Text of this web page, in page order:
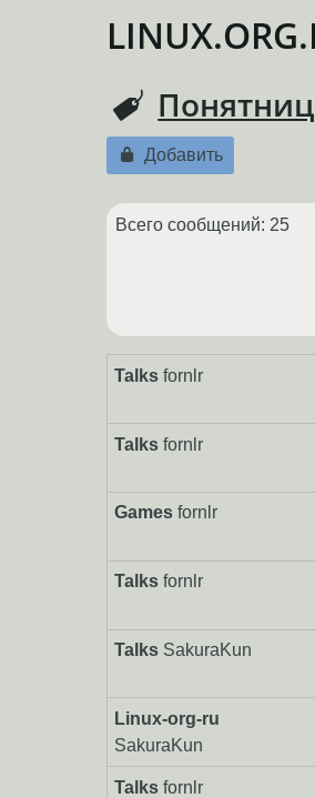
Добавить
Всего сообщений: 25
Talks fornlr
Talks fornlr
Games fornlr
Talks fornlr
Talks SakuraKun
Linux-org-ru
SakuraKun
Talks fornlr